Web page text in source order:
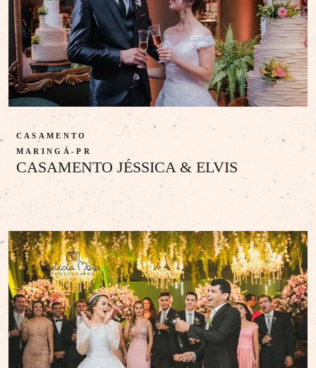
CASAMENTO JÉSSICA & ELVIS
CASAMENTO
MARINGÁ-PR